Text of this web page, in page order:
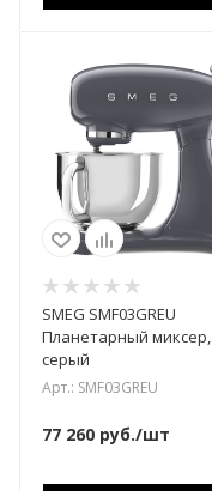
SMEG SMF03GREU
Планетарный миксер,
серый
Арт.: SMF03GREU
77 260 руб./шт